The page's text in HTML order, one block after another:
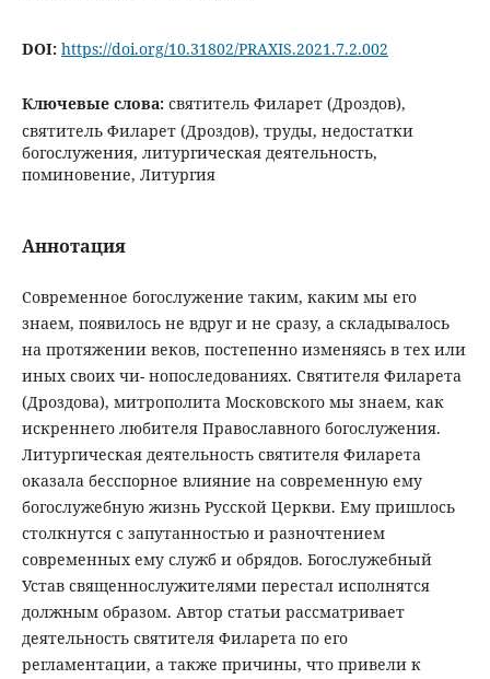
DOI: https://doi.org/10.31802/PRAXIS.2021.7.2.002
Ключевые слова: святитель Филарет (Дроздов),
святитель Филарет (Дроздов), труды, недостатки
богослужения, литургическая деятельность,
поминовение, Литургия
Аннотация
Современное богослужение таким, каким мы его
знаем, появилось не вдруг и не сразу, а складывалось
на протяжении веков, постепенно изменяясь в тех или
иных своих чи- нопоследованиях. Святителя Филарета
(Дроздова), митрополита Московского мы знаем, как
искреннего любителя Православного богослужения.
Литургическая деятельность святителя Филарета
оказала бесспорное влияние на современную ему
богослужебную жизнь Русской Церкви. Ему пришлось
столкнутся с запутанностью и разночтением
современных ему служб и обрядов. Богослужебный
Устав священнослужителями перестал исполнятся
должным образом. Автор статьи рассматривает
деятельность святителя Филарета по его
регламентации, а также причины, что привели к